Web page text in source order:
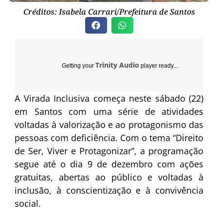
Créditos: Isabela Carrari/Prefeitura de Santos
Getting your Trinity Audio player ready...
A Virada Inclusiva começa neste sábado (22)
em Santos com uma série de atividades
voltadas à valorização e ao protagonismo das
pessoas com deficiência. Com o tema “Direito
de Ser, Viver e Protagonizar”, a programação
segue até o dia 9 de dezembro com ações
gratuitas, abertas ao público e voltadas à
inclusão, à conscientização e à convivência
social.